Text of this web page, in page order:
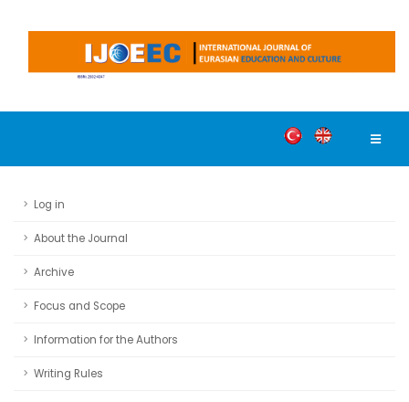
Log in
About the Journal
Archive
Focus and Scope
Information for the Authors
Writing Rules